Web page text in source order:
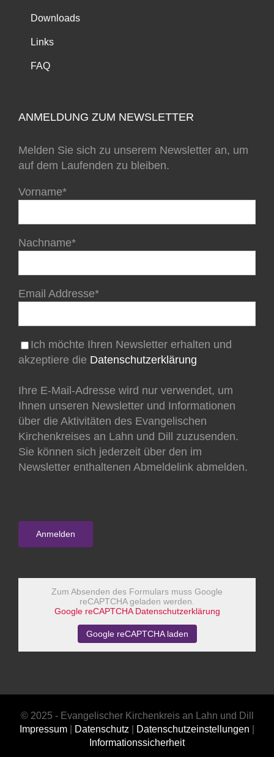
Downloads
Links
FAQ
ANMELDUNG ZUM NEWSLETTER
Melden Sie sich zu unserem Newsletter an, um
auf dem Laufenden zu bleiben.
Vorname*
Nachname*
Email Addresse*
Ich möchte Ihren Newsletter erhalten und
akzeptiere die Datenschutzerklärung
Ihre E-Mail-Adresse wird nur verwendet, um
Ihnen unseren Newsletter und Informationen
über die Aktivitäten des Evangelischen
Kirchenkreises an Lahn und Dill zuzusenden.
Sie können sich jederzeit über den im
Newsletter enthaltenen Abmeldelink abmelden.
Zum Absenden des Formulars muss Google
reCAPTCHA geladen werden.
Google reCAPTCHA Datenschutzerklärung
Google reCAPTCHA laden
© 2025 - Evangelischer Kirchenkreis an Lahn und Dill
Impressum
Datenschutz Datenschutzeinstellungen
Informationssicherheit